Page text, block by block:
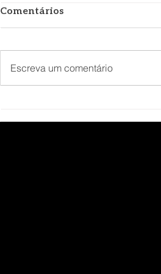
Comentários
Escreva um comentário